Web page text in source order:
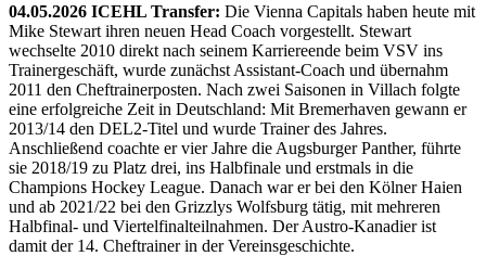
04.05.2026 ICEHL Transfer: Die Vienna Capitals haben heute mit
Mike Stewart ihren neuen Head Coach vorgestellt. Stewart
wechselte 2010 direkt nach seinem Karriereende beim VSV ins
Trainergeschäft, wurde zunächst Assistant-Coach und übernahm
2011 den Cheftrainerposten. Nach zwei Saisonen in Villach folgte
eine erfolgreiche Zeit in Deutschland: Mit Bremerhaven gewann er
2013/14 den DEL2-Titel und wurde Trainer des Jahres.
Anschließend coachte er vier Jahre die Augsburger Panther, führte
sie 2018/19 zu Platz drei, ins Halbfinale und erstmals in die
Champions Hockey League. Danach war er bei den Kölner Haien
und ab 2021/22 bei den Grizzlys Wolfsburg tätig, mit mehreren
Halbfinal- und Viertelfinalteilnahmen. Der Austro-Kanadier ist
damit der 14. Cheftrainer in der Vereinsgeschichte.